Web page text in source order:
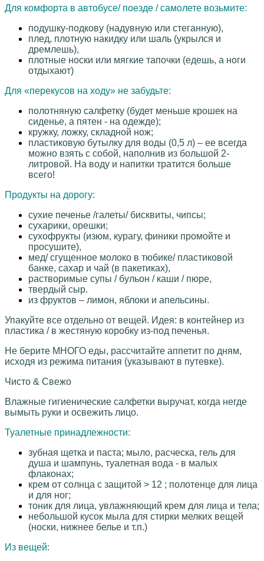
Для комфорта в автобусе/ поезде / самолете возьмите:
подушку-подкову (надувную или стеганную),
плед, плотную накидку или шаль (укрылся и
дремлешь),
плотные носки или мягкие тапочки (едешь, а ноги
отдыхают)
Для «перекусов на ходу» не забудьте:
полотняную салфетку (будет меньше крошек на
сиденье, а пятен - на одежде);
кружку, ложку, складной нож;
пластиковую бутылку для воды (0,5 л) – ее всегда
можно взять с собой, наполнив из большой 2-
литровой. На воду и напитки тратится больше
всего!
Продукты на дорогу:
сухие печенье /галеты/ бисквиты, чипсы;
сухарики, орешки;
сухофрукты (изюм, курагу, финики промойте и
просушите),
мед/ сгущенное молоко в тюбике/ пластиковой
банке, сахар и чай (в пакетиках),
растворимые супы / бульон / каши / пюре,
твердый сыр.
из фруктов – лимон, яблоки и апельсины.
Упакуйте все отдельно от вещей. Идея: в контейнер из
пластика / в жестяную коробку из-под печенья.
Не берите МНОГО еды, рассчитайте аппетит по дням,
исходя из режима питания (указывают в путевке).
Чисто & Свежо
Влажные гигиенические салфетки выручат, когда негде
вымыть руки и освежить лицо.
Туалетные принадлежности:
зубная щетка и паста; мыло, расческа, гель для
душа и шампунь, туалетная вода - в малых
флаконах;
крем от солнца с защитой > 12 ; полотенце для лица
и для ног;
тоник для лица, увлажняющий крем для лица и тела;
небольшой кусок мыла для стирки мелких вещей
(носки, нижнее белье и т.п.)
Из вещей: